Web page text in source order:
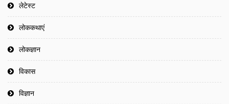
लेटेस्ट
लोककथाएं
लोकज्ञान
विकास
विज्ञान